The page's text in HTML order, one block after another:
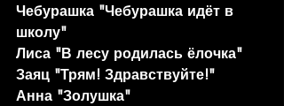
Чебурашка "Чебурашка идёт в
школу"
Лиса "В лесу родилась ёлочка"
Заяц "Трям! Здравствуйте!"
Анна "Золушка"